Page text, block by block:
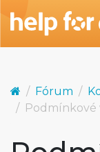
Fórum
Podmínkové